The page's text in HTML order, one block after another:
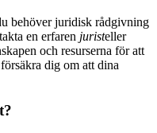
behöver juridisk rådgivning
en erfaren juristeller
och resurserna för att
dig om att dina